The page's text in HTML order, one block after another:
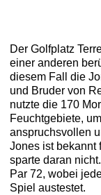
Der Golfplatz
einer anderen
diesem Fall die
und Bruder von
nutzte die 170
Feuchtgebiete,
anspruchsvollen
Jones ist bekannt
sparte daran
Par 72, wobei
Spiel austestet.